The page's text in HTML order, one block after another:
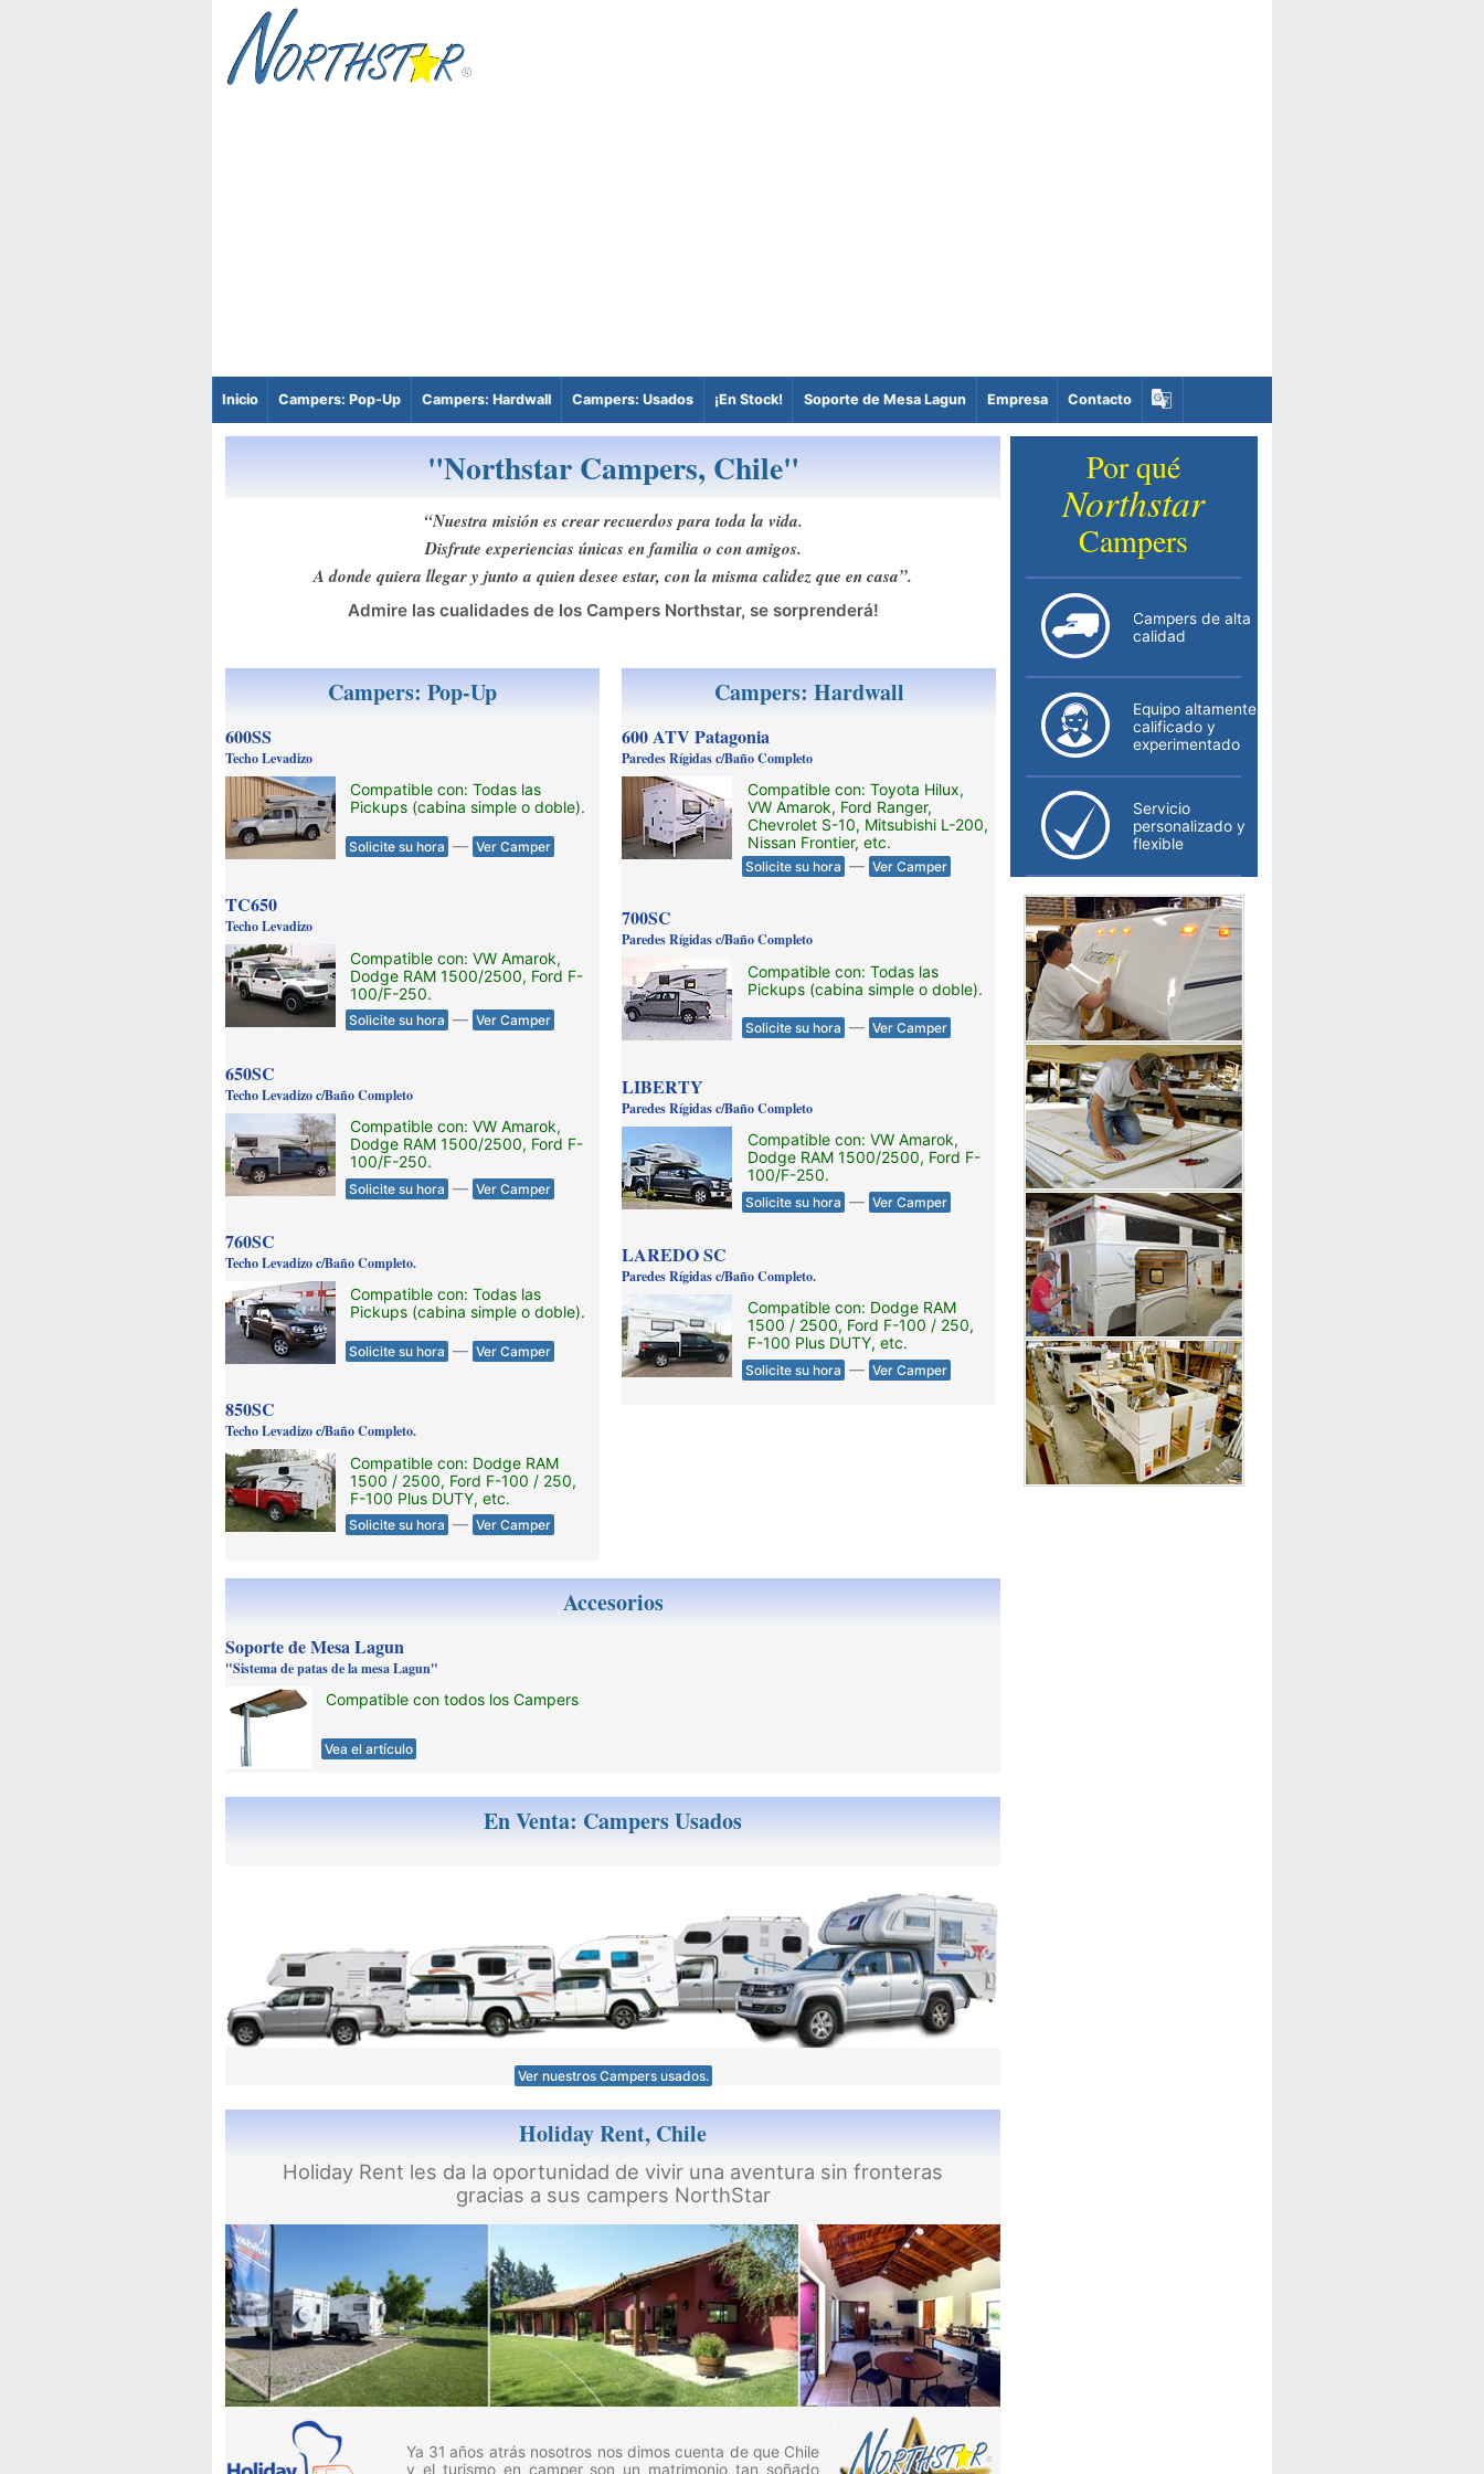
Inicio Campers: Pop-Up Campers: Hardwall Campers: Usados ¡En Stock! Soporte de Mesa Lagun Empresa Contacto
"Northstar Campers, Chile"
“Nuestra misión es crear recuerdos para toda la vida.
Disfrute experiencias únicas en familia o con amigos.
A donde quiera llegar y junto a quien desee estar, con la misma calidez que en casa”.
Admire las cualidades de los Campers Northstar, se sorprenderá!
Campers: Pop-Up
600SS
Techo Levadizo
Compatible con: Todas las
Pickups (cabina simple o doble).
Solicite su hora — Ver Camper
TC650
Techo Levadizo
Compatible con: VW Amarok,
Dodge RAM 1500/2500, Ford F-
100/F-250.
Solicite su hora — Ver Camper
650SC
Techo Levadizo c/Baño Completo
Compatible con: VW Amarok,
Dodge RAM 1500/2500, Ford F-
100/F-250.
Solicite su hora — Ver Camper
760SC
Techo Levadizo c/Baño Completo.
Compatible con: Todas las
Pickups (cabina simple o doble).
Solicite su hora — Ver Camper
850SC
Techo Levadizo c/Baño Completo.
Compatible con: Dodge RAM
1500 / 2500, Ford F-100 / 250,
F-100 Plus DUTY, etc.
Solicite su hora — Ver Camper
Campers: Hardwall
600 ATV Patagonia
Paredes Rígidas c/Baño Completo
Compatible con: Toyota Hilux,
VW Amarok, Ford Ranger,
Chevrolet S-10, Mitsubishi L-200,
Nissan Frontier, etc.
Solicite su hora — Ver Camper
700SC
Paredes Rígidas c/Baño Completo
Compatible con: Todas las
Pickups (cabina simple o doble).
Solicite su hora — Ver Camper
LIBERTY
Paredes Rígidas c/Baño Completo
Compatible con: VW Amarok,
Dodge RAM 1500/2500, Ford F-
100/F-250.
Solicite su hora — Ver Camper
LAREDO SC
Paredes Rígidas c/Baño Completo.
Compatible con: Dodge RAM
1500 / 2500, Ford F-100 / 250,
F-100 Plus DUTY, etc.
Solicite su hora — Ver Camper
Accesorios
Soporte de Mesa Lagun
"Sistema de patas de la mesa Lagun"
Compatible con todos los Campers
Vea el artículo
En Venta: Campers Usados
Ver nuestros Campers usados.
Holiday Rent, Chile
Holiday Rent les da la oportunidad de vivir una aventura sin fronteras
gracias a sus campers NorthStar
Ya 31 años atrás nosotros nos dimos cuenta de que Chile
y el turismo en camper son un matrimonio tan soñado
Por qué
Northstar
Campers
Campers de alta
calidad
Equipo altamente
calificado y
experimentado
Servicio
personalizado y
flexible